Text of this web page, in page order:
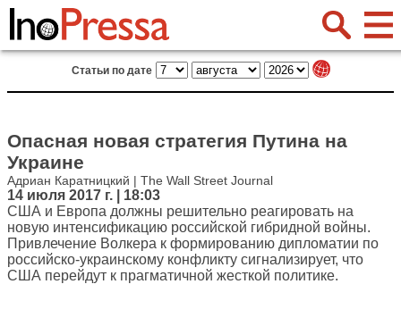
Статьи по дате
Опасная новая стратегия Путина на
Украине
Адриан Каратницкий | The Wall Street Journal
14 июля 2017 г. | 18:03
США и Европа должны решительно реагировать на
новую интенсификацию российской гибридной войны.
Привлечение Волкера к формированию дипломатии по
российско-украинскому конфликту сигнализирует, что
США перейдут к прагматичной жесткой политике.